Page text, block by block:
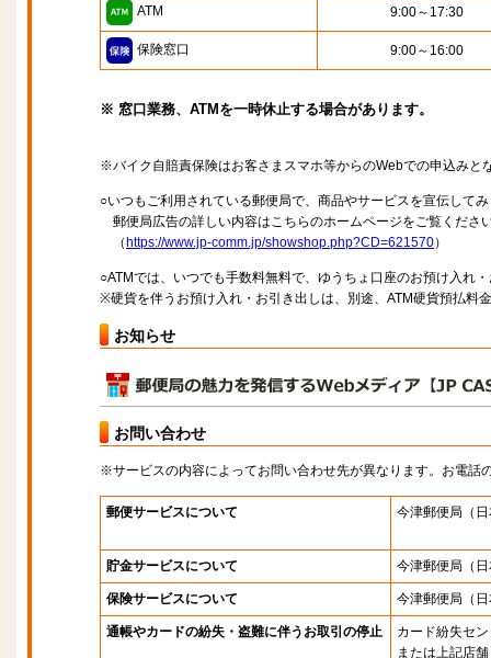
ATM 9:00～17:30
保険窓口 9:00～16:00
※ 窓口業務、ATMを一時休止する場合があります。
※バイク自賠責保険はお客さまスマホ等からのWebでの申込みと
○いつもご利用されている郵便局で、商品やサービスを宣伝して
郵便局広告の詳しい内容はこちらのホームページをご覧くださ
（ https://www.jp-comm.jp/showshop.php?CD=621570）
○ATMでは、いつでも手数料無料で、ゆうちょ口座のお預け入れ
※硬貨を伴うお預け入れ・お引き出しは、別途、ATM硬貨預払料
お知らせ
お問い合わせ
※サービスの内容によってお問い合わせ先が異なります。お電話
郵便サービスについて 今津郵便局 （
貯金サービスについて 今津郵便局 （
保険サービスについて 今津郵便局 （
通帳やカードの紛失・盗難に伴うお取引の停止
カード紛失セ
または上記店舗